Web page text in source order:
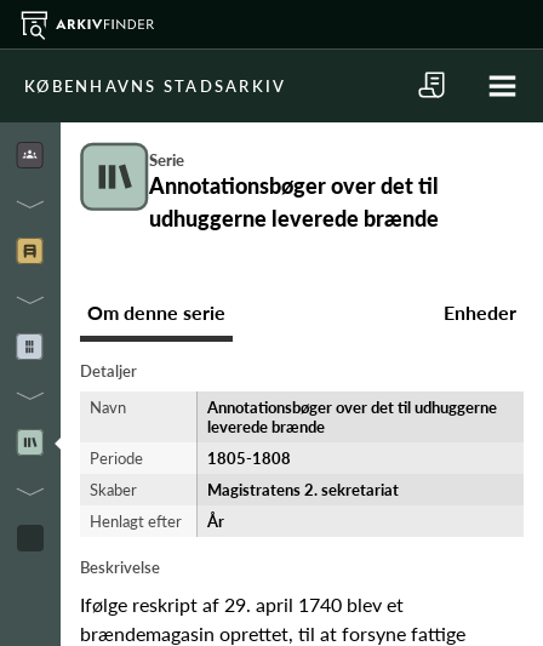
KØBENHAVNS STADSARKIV
Serie
Annotationsbøger over det til
udhuggerne leverede brænde
Om denne serie Enheder
Detaljer
Navn
Annotationsbøger over det til udhuggerne
leverede brænde
Periode
1805-​1808
Skaber
Magistratens 2. sekretariat
Henlagt efter
År
Beskrivelse
Ifølge reskript af 29. april 1740 blev et
brændemagasin oprettet, til at forsyne fattige